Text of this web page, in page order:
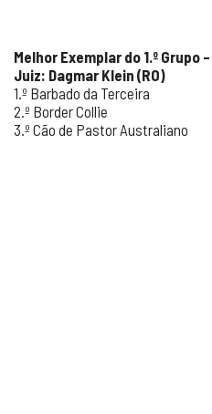
Melhor Exemplar do 1.º Grupo –
Juiz: Dagmar Klein (RO)
1.º Barbado da Terceira
2.º Border Collie
3.º Cão de Pastor Australiano